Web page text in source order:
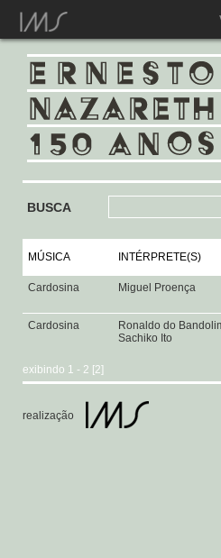
BUSCA
MÚSICA INTÉRPRETE(S)
Cardosina Miguel Proença
Cardosina
Ronaldo do
Sachiko Ito
exibindo 1 - 2 [2]
realização